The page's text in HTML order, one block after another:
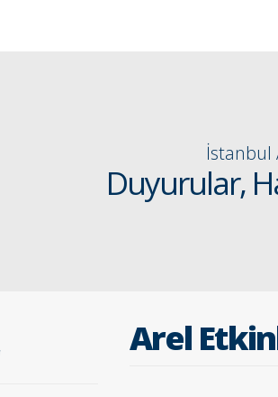
İstanbul
Duyurular,
Arel